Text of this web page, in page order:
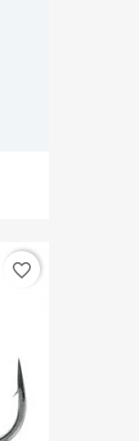
favorite_border